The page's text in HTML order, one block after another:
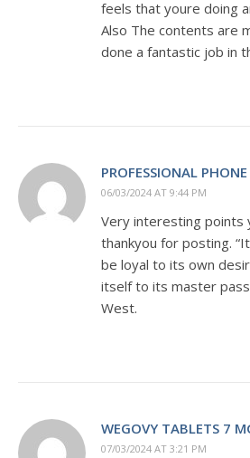
feels that youre doing
Also The contents are
done a fantastic job in
PROFESSIONAL
06/03/2024 AT 9:44 PM
Very interesting points
thankyou for posting.
be loyal to its own
itself to its master
West.
WEGOVY TABLETS 7
07/03/2024 AT 3:21 PM